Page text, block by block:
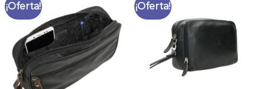
¡Oferta! ¡Oferta!